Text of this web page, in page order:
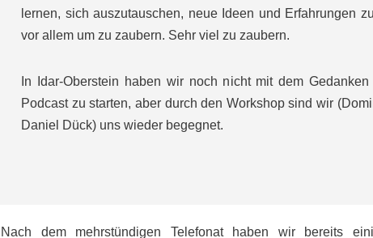
lernen, sich auszutauschen, neue Ideen und Erfahrungen
vor allem um zu zaubern. Sehr viel zu zaubern.
In Idar-Oberstein haben wir noch nicht mit dem
Podcast zu starten, aber durch den Workshop sind wir
Daniel Dück) uns wieder begegnet.
Nach dem mehrstündigen Telefonat haben wir bereits